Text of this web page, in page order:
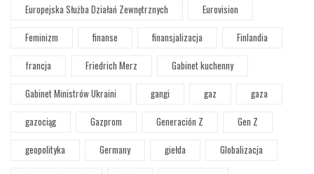
Europejska Służba Działań Zewnętrznych
Eurovision
Feminizm
finanse finansjalizacja
Finlandia
francja
Friedrich Merz
Gabinet kuchenny
Gabinet Ministrów Ukraini
gangi gaz
gaza
gazociąg
Gazprom Generación Z
Gen Z
geopolityka
Germany giełda
Globalizacja